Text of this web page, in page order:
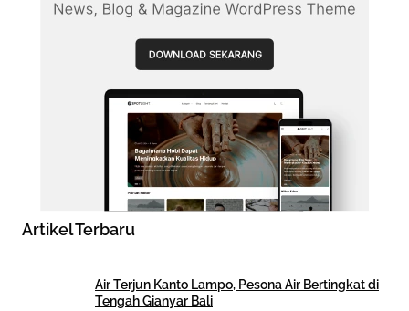
Artikel Terbaru
Air Terjun Kanto Lampo, Pesona Air Bertingkat di
Tengah Gianyar Bali